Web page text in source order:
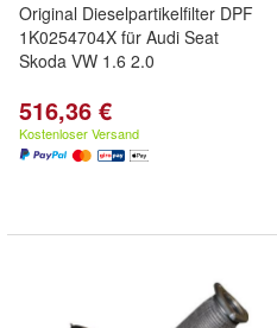
Original Dieselpartikelfilter DPF
1K0254704X für Audi Seat
Skoda VW 1.6 2.0
516,36 €
Kostenloser Versand